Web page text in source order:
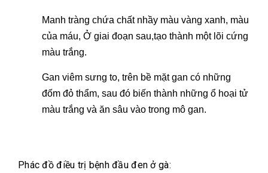
Manh tràng chứa chất nhầy màu vàng xanh, màu
của máu, Ở giai đoạn sau,tạo thành một lõi cứng
màu trắng.
Gan viêm sưng to, trên bề mặt gan có những
đốm đỏ thẩm, sau đó biến thành những ổ hoại tử
màu trắng và ăn sâu vào trong mô gan.
Phác đồ điều trị bệnh đầu đen ở gà: